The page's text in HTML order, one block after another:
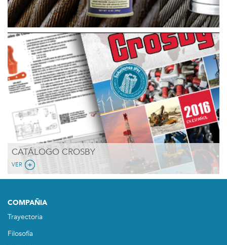
CATÁLOGO CROSBY
VER
COMPAÑIA
Trayectoria
Filosofía